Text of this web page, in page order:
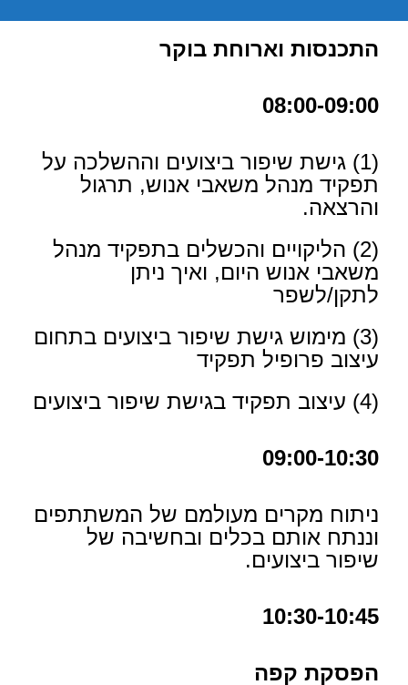
התכנסות וארוחת בוקר
08:00-09:00
(1) גישת שיפור ביצועים וההשלכה על
תפקיד מנהל משאבי אנוש, תרגול
והרצאה.
(2) הליקויים והכשלים בתפקיד מנהל
משאבי אנוש היום, ואיך ניתן
לתקן/לשפר
(3) מימוש גישת שיפור ביצועים בתחום
עיצוב פרופיל תפקיד
(4) עיצוב תפקיד בגישת שיפור ביצועים
09:00-10:30
ניתוח מקרים מעולמם של המשתתפים
וננתח אותם בכלים ובחשיבה של
שיפור ביצועים.
10:30-10:45
הפסקת קפה